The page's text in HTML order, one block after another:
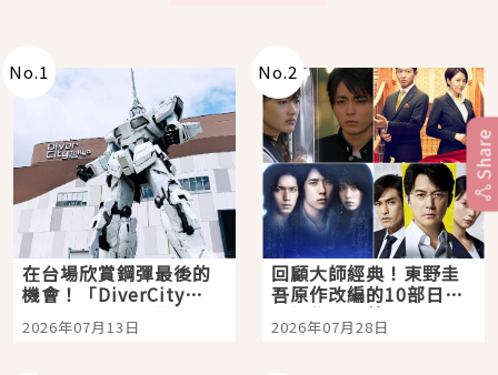
No.1
在台場欣賞鋼彈最後的
機會！「DiverCity
Tokyo Plaza」搭船、
購物、美食及夜景，一
2026年07月13日
No.2
回顧大師經典！東野圭
吾原作改編的10部日本
影視作品推薦
2026年07月28日
Share